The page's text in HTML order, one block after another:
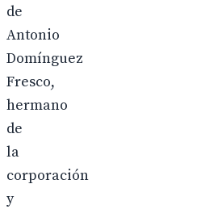
de
Antonio
Domínguez
Fresco,
hermano
de
la
corporación
y